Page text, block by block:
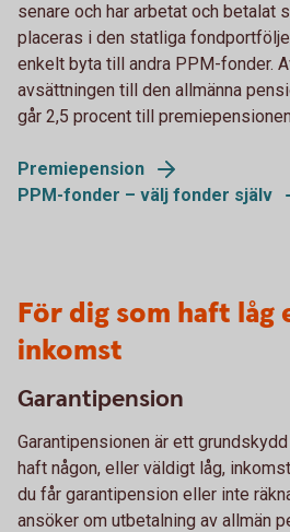
senare och har arbetat och betalat
placeras i den statliga
enkelt byta till andra PPM-fonder.
avsättningen till den allmänna
går 2,5 procent till
Premiepension
PPM-fonder – välj fonder själv
För dig som haft låg
inkomst
Garantipension
Garantipensionen är ett
haft någon, eller väldigt låg,
du får garantipension eller inte
ansöker om utbetalning av allmän